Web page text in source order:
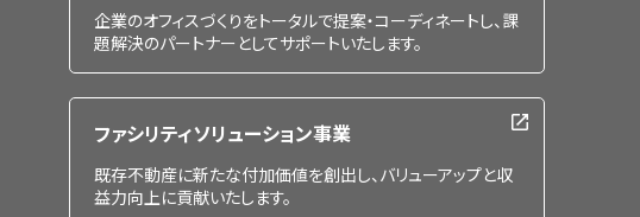
企業のオフィスづくりをトータルで提案・コーディネートし、課
題解決のパートナーとしてサポートいたします。
ファシリティソリューション事業
既存不動産に新たな付加価値を創出し、バリューアップと収
益力向上に貢献いたします。